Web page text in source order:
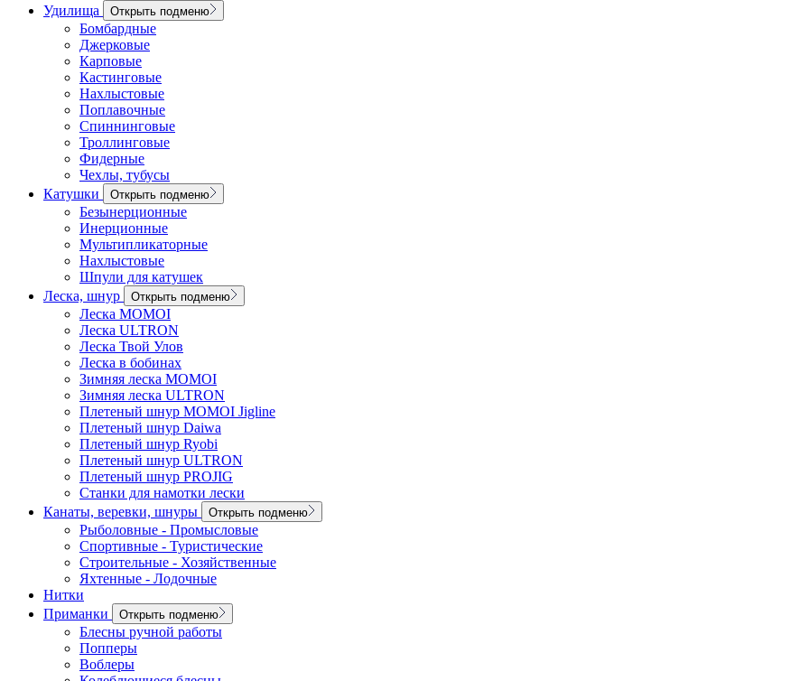
Удилища
Открыть подменю
Бомбардные
Джерковые
Карповые
Кастинговые
Нахлыстовые
Поплавочные
Спиннинговые
Троллинговые
Фидерные
Чехлы, тубусы
Катушки
Открыть подменю
Безынерционные
Инерционные
Мультипликаторные
Нахлыстовые
Шпули для катушек
Леска, шнур
Открыть подменю
Леска MOMOI
Леска ULTRON
Леска Твой Улов
Леска в бобинах
Зимняя леска MOMOI
Зимняя леска ULTRON
Плетеный шнур MOMOI Jigline
Плетеный шнур Daiwa
Плетеный шнур Ryobi
Плетеный шнур ULTRON
Плетеный шнур PROJIG
Станки для намотки лески
Канаты, веревки, шнуры
Открыть подменю
Рыболовные - Промысловые
Спортивные - Туристические
Строительные - Хозяйственные
Яхтенные - Лодочные
Нитки
Приманки
Открыть подменю
Блесны ручной работы
Попперы
Воблеры